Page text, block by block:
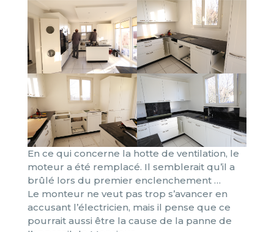
En ce qui concerne la hotte de ventilation, le
moteur a été remplacé. Il semblerait qu’il a
brûlé lors du premier enclenchement …
Le monteur ne veut pas trop s’avancer en
accusant l’électricien, mais il pense que ce
pourrait aussi être la cause de la panne de